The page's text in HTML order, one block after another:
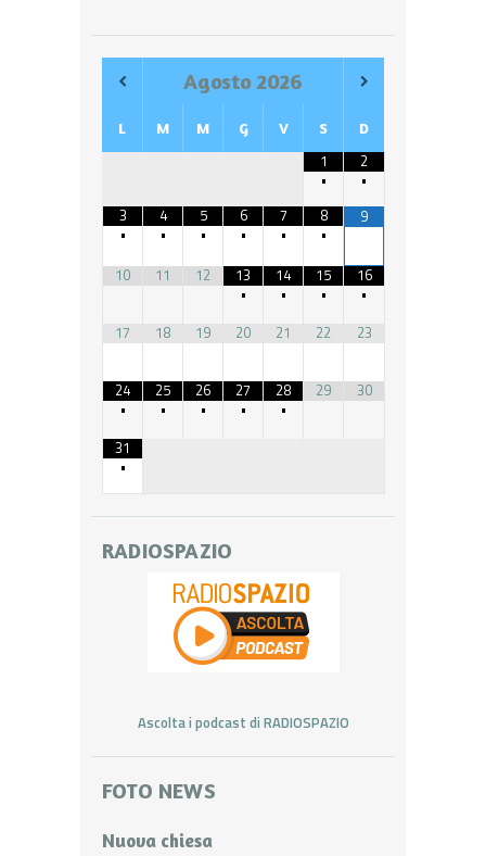
Agosto 2026
L M M G V S D
1
•
2
•
3
•
4
•
5
•
6
•
7
•
8
•
9
10 11 12
13
•
14
•
15
•
16
•
17
18 19 20 21 22 23
24
•
25
•
26
•
27
•
28
•
29 30
31
•
RADIOSPAZIO
Ascolta i podcast di RADIOSPAZIO
FOTO NEWS
Nuova chiesa